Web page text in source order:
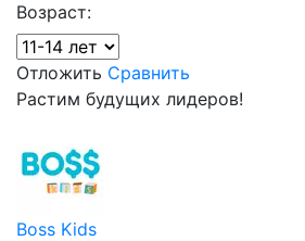
Возраст:
Отложить Сравнить
Растим будущих лидеров!
Boss Kids